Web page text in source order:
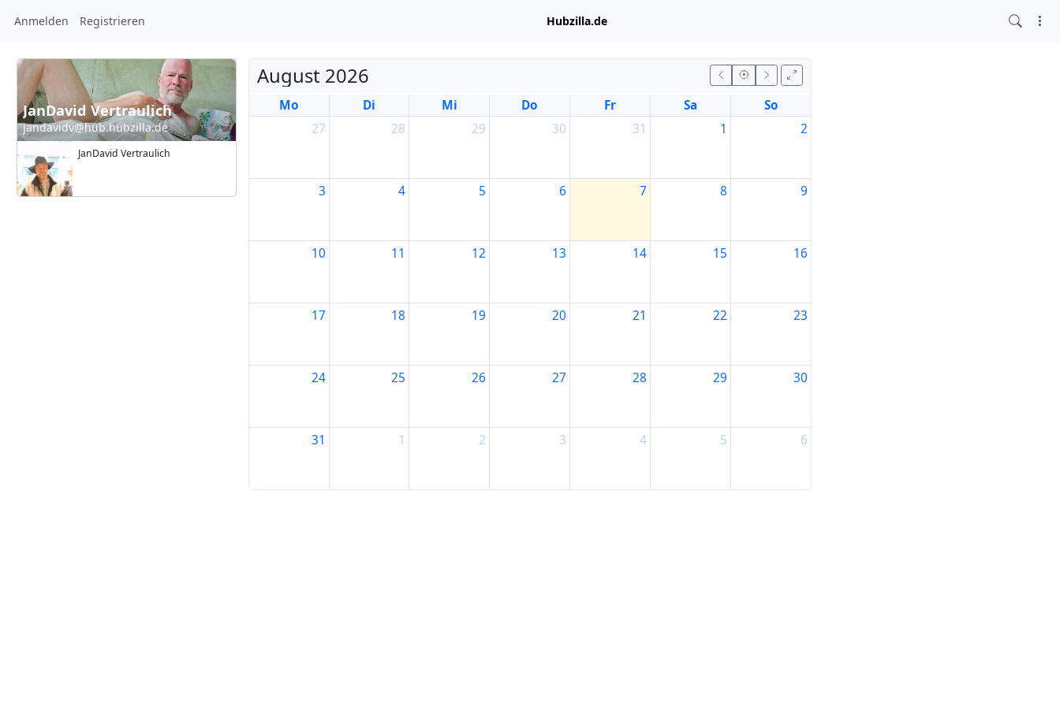
Anmelden Registrieren Hubzilla.de
JanDavid Vertraulich
jandavidv@hub.hubzilla.de
JanDavid Vertraulich
August 2026
Mo Di Mi Do Fr Sa
So
27
28 29 30 31 1 2
3 4 5 6 7 8 9
10 11 12 13 14 15 16
17 18 19 20 21 22 23
24 25 26 27 28 29 30
31 1 2 3 4 5 6